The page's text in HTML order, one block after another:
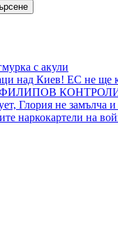
с акули
над Киев! ЕС не ще
Глория не
наркокартели на